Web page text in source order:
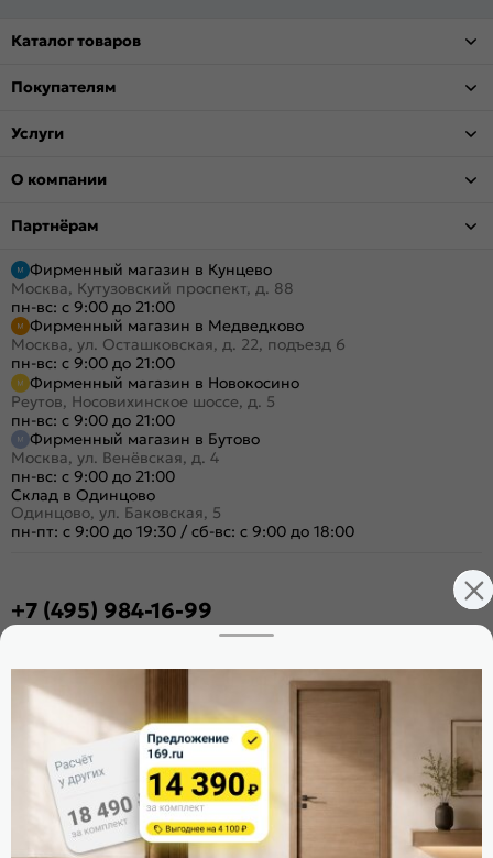
Каталог товаров
Покупателям
Услуги
О компании
Партнёрам
Фирменный магазин в Кунцево
Москва, Кутузовский проспект, д. 88
пн-вс: с 9:00 до 21:00
Фирменный магазин в Медведково
Москва, ул. Осташковская, д. 22, подъезд 6
пн-вс: с 9:00 до 21:00
Фирменный магазин в Новокосино
Реутов, Носовихинское шоссе, д. 5
пн-вс: с 9:00 до 21:00
Фирменный магазин в Бутово
Москва, ул. Венёвская, д. 4
пн-вс: с 9:00 до 21:00
Склад в Одинцово
Одинцово, ул. Баковская, 5
пн-пт: с 9:00 до 19:30 / сб-вс: с 9:00 до 18:00
+7 (495) 984-16-99
Поделиться
Оцените магазин